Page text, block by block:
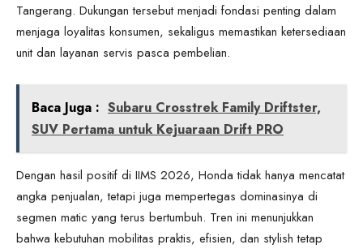
Tangerang. Dukungan tersebut menjadi fondasi penting dalam
menjaga loyalitas konsumen, sekaligus memastikan ketersediaan
unit dan layanan servis pasca pembelian.
Baca Juga : Subaru Crosstrek Family Driftster,
SUV Pertama untuk Kejuaraan Drift PRO
Dengan hasil positif di IIMS 2026, Honda tidak hanya mencatat
angka penjualan, tetapi juga mempertegas dominasinya di
segmen matic yang terus bertumbuh. Tren ini menunjukkan
bahwa kebutuhan mobilitas praktis, efisien, dan stylish tetap